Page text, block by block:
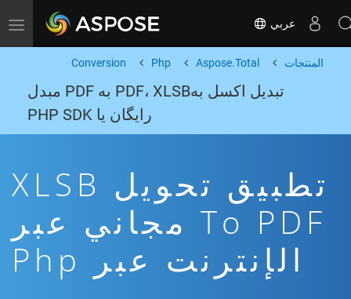
Toggle navigation عربي
المنتجات Aspose.Total
Php
Conversion
تبدیل اکسل بهPDF، XLSB به PDF مبدل
رایگان یا PHP SDK
تطبيق تحويل XLSB
To PDF مجاني عبر
الإنترنت عبر Php